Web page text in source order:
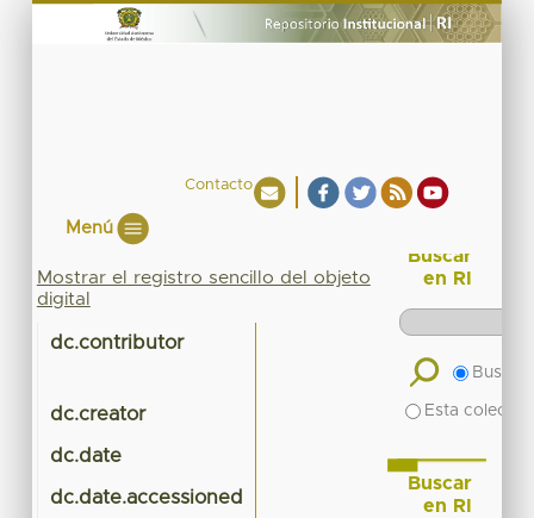
Contacto
Menú
Mostrar el registro sencillo del objeto
digital
dc.contributor
dc.creator
dc.date
dc.date.accessioned
Buscar
en RI
Buscar
Esta
Buscar
en RI